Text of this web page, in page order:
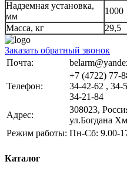
Надземная установка,
мм
1000
Масса, кг
29,5
Заказать обратный звонок
Почта:
Телефон:
+7 (4722) 77-
34-42-62 , 34-
34-21-84
Адрес:
308023,
ул.Богдана
Режим работы: Пн-Сб: 9.00-
Каталог